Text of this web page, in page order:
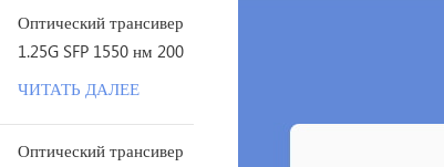
Оптический трансивер
1.25G SFP 1550 нм 200
км LC
ЧИТАТЬ ДАЛЕЕ
Оптический трансивер